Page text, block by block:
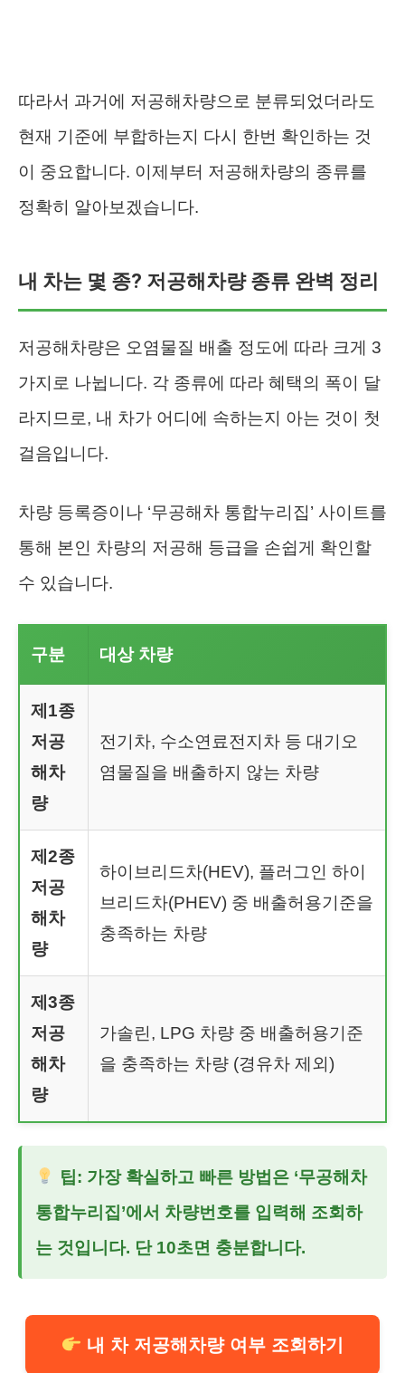
따라서 과거에 저공해차량으로 분류되었더라도
현재 기준에 부합하는지 다시 한번 확인하는 것
이 중요합니다. 이제부터 저공해차량의 종류를
정확히 알아보겠습니다.
내 차는 몇 종? 저공해차량 종류 완벽 정리
저공해차량은 오염물질 배출 정도에 따라 크게 3
가지로 나뉩니다. 각 종류에 따라 혜택의 폭이 달
라지므로, 내 차가 어디에 속하는지 아는 것이 첫
걸음입니다.
차량 등록증이나 ‘무공해차 통합누리집’ 사이트를
통해 본인 차량의 저공해 등급을 손쉽게 확인할
수 있습니다.
구분 대상 차량
제1종
저공
해차
량
전기차, 수소연료전지차 등 대기오
염물질을 배출하지 않는 차량
제2종
저공
해차
량
하이브리드차(HEV), 플러그인 하이
브리드차(PHEV) 중 배출허용기준을
충족하는 차량
제3종
저공
해차
량
가솔린, LPG 차량 중 배출허용기준
을 충족하는 차량 (경유차 제외)
팁: 가장 확실하고 빠른 방법은 ‘무공해차
통합누리집’에서 차량번호를 입력해 조회하
는 것입니다. 단 10초면 충분합니다.
내 차 저공해차량 여부 조회하기